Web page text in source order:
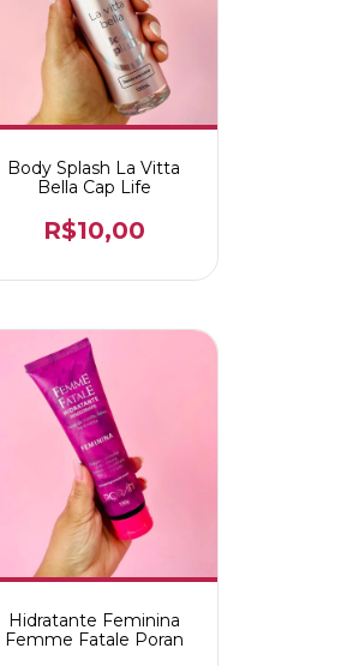
Body Splash La Vitta
Bella Cap Life
R$10,00
Hidratante Feminina
Femme Fatale Poran